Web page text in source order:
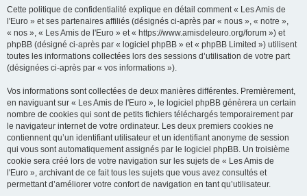
Cette politique de confidentialité explique en détail comment « Les Amis de
l'Euro » et ses partenaires affiliés (désignés ci-après par « nous », « notre »,
« nos », « Les Amis de l'Euro » et « https://www.amisdeleuro.org/forum ») et
phpBB (désigné ci-après par « logiciel phpBB » et « phpBB Limited ») utilisent
toutes les informations collectées lors des sessions d’utilisation de votre part
(désignées ci-après par « vos informations »).
Vos informations sont collectées de deux manières différentes. Premièrement,
en naviguant sur « Les Amis de l'Euro », le logiciel phpBB génèrera un certain
nombre de cookies qui sont de petits fichiers téléchargés temporairement par
le navigateur internet de votre ordinateur. Les deux premiers cookies ne
contiennent qu’un identifiant utilisateur et un identifiant anonyme de session
qui vous sont automatiquement assignés par le logiciel phpBB. Un troisième
cookie sera créé lors de votre navigation sur les sujets de « Les Amis de
l'Euro », archivant de ce fait tous les sujets que vous avez consultés et
permettant d’améliorer votre confort de navigation en tant qu’utilisateur.